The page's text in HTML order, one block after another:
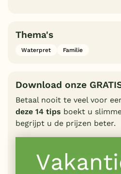
Thema's
Waterpret Familie
Download onze
Betaal nooit te veel voor
deze 14 tips boekt u
begrijpt u de prijzen beter.